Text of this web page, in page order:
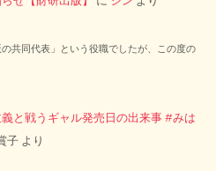
共同代表」という役職でしたが、この度の
と戦うギャル発売日の出来事 #みは
子 より